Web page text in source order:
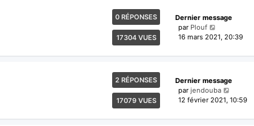
0 RÉPONSES
17304 VUES
Dernier message
par Plouf
16 mars 2021, 20:39
2 RÉPONSES
17079 VUES
Dernier message
par jendouba
12 février 2021, 10:59